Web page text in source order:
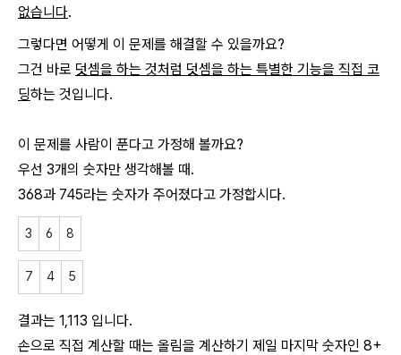
없습니다.
그렇다면 어떻게 이 문제를 해결할 수 있을까요?
그건 바로 덧셈을 하는 것처럼 덧셈을 하는 특별한 기능을 직접 코
딩하는 것입니다.
이 문제를 사람이 푼다고 가정해 볼까요?
우선 3개의 숫자만 생각해볼 때.
368과 745라는 숫자가 주어졌다고 가정합시다.
3 6 8
7 4 5
결과는 1,113 입니다.
손으로 직접 계산할 때는 올림을 계산하기 제일 마지막 숫자인 8+